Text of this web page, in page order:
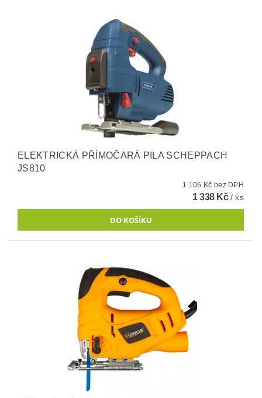
ELEKTRICKÁ PŘÍMOČARÁ PILA SCHEPPACH
JS810
1 106 Kč bez DPH
1 338 Kč/ ks